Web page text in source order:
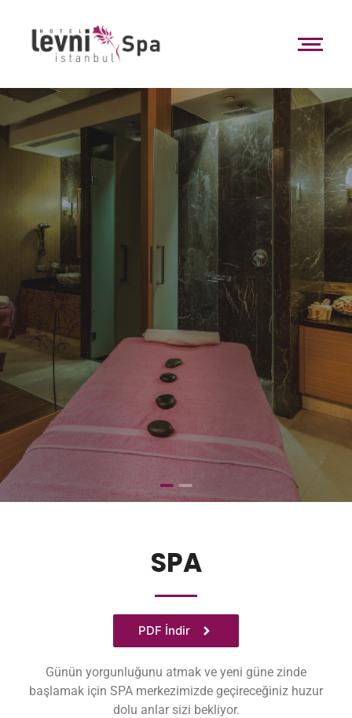
SPA
PDF İndir
Günün yorgunluğunu atmak ve yeni güne zinde
başlamak için SPA merkezimizde geçireceğiniz huzur
dolu anlar sizi bekliyor.